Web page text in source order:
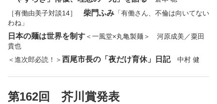
［有働由美子対談14］ 柴門ふみ 「有働さん、不倫は向いてない
わね」
日本の麺は世界を制す＜一風堂×丸亀製麺＞ 河原成美／粟田
貴也
＜進次郎必読！＞西尾市長の「夜だけ育休」日記中村 健
第162回 芥川賞発表